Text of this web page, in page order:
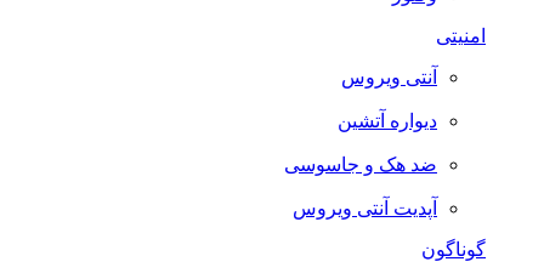
امنیتی
آنتی ویروس
دیواره آتشین
ضد هک و جاسوسی
آپدیت آنتی ویروس
گوناگون